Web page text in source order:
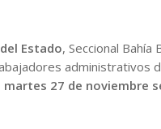
Estado, Seccional Bahía
administrativos
martes 27 de noviembre